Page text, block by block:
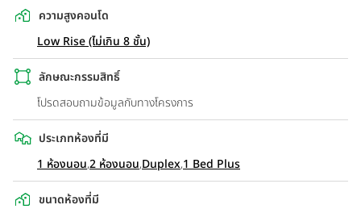
ความสูงคอนโด
Low Rise (ไม่เกิน 8 ชั้น)
ลักษณะกรรมสิทธิ์
โปรดสอบถามข้อมูลกับทางโครงการ
ประเภทห้องที่มี
1 ห้องนอน,2 ห้องนอน,Duplex,1 Bed Plus
ขนาดห้องที่มี